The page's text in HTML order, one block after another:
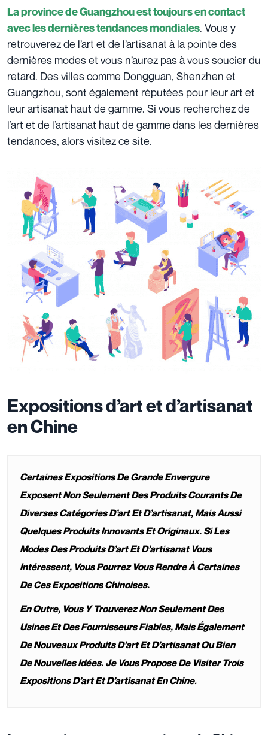
La province de Guangzhou est toujours en contact
avec les dernières tendances mondiales. Vous y
retrouverez de l’art et de l’artisanat à la pointe des
dernières modes et vous n’aurez pas à vous soucier du
retard. Des villes comme Dongguan, Shenzhen et
Guangzhou, sont également réputées pour leur art et
leur artisanat haut de gamme. Si vous recherchez de
l’art et de l’artisanat haut de gamme dans les dernières
tendances, alors visitez ce site.
Expositions d’art et d’artisanat
en Chine
Certaines Expositions De Grande Envergure
Exposent Non Seulement Des Produits Courants De
Diverses Catégories D’art Et D’artisanat, Mais Aussi
Quelques Produits Innovants Et Originaux. Si Les
Modes Des Produits D’art Et D’artisanat Vous
Intéressent, Vous Pourrez Vous Rendre À Certaines
De Ces Expositions Chinoises.
En Outre, Vous Y Trouverez Non Seulement Des
Usines Et Des Fournisseurs Fiables, Mais Également
De Nouveaux Produits D’art Et D’artisanat Ou Bien
De Nouvelles Idées. Je Vous Propose De Visiter Trois
Expositions D’art Et D’artisanat En Chine.